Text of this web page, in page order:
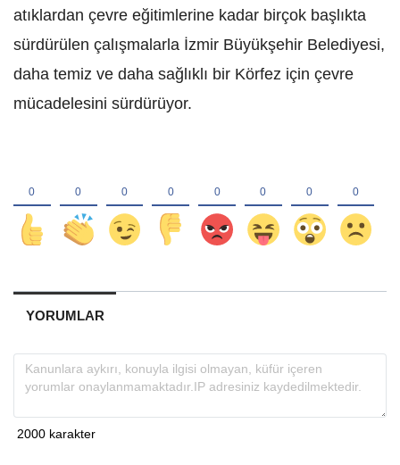
atıklardan çevre eğitimlerine kadar birçok başlıkta
sürdürülen çalışmalarla İzmir Büyükşehir Belediyesi,
daha temiz ve daha sağlıklı bir Körfez için çevre
mücadelesini sürdürüyor.
YORUMLAR